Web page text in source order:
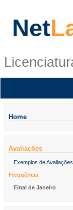
Net
Home
Avaliações
Exemplos de Avaliações
Frequência
Final de Janeiro